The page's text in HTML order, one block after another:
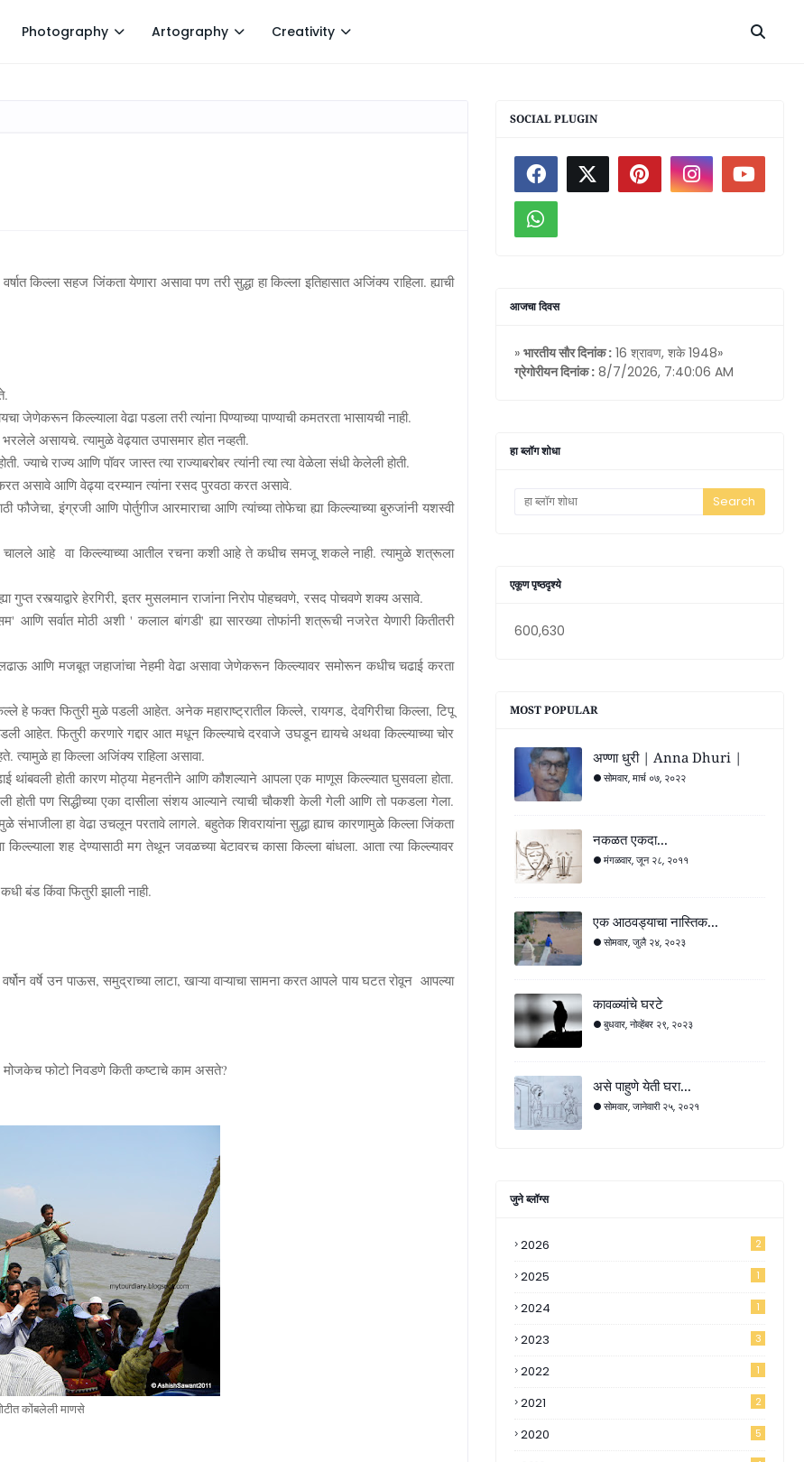
Photography Artography Creativity
किल्ला सहज जिंकता येणारा असावा पण तरी सुद्धा हा किल्ला इतिहासात अजिंक्य राहिला. ह्याची
जेणेकरून किल्ल्याला वेढा पडला तरी त्यांना पिण्याच्या पाण्याची कमतरता भासायची नाही.
भरलेले असायचे. त्यामुळे वेढ्यात उपासमार होत नव्हती.
ज्याचे राज्य आणि पॉवर जास्त त्या राज्याबरोबर त्यांनी त्या त्या वेळेला संधी केलेली होती.
असावे आणि वेढ्या दरम्यान त्यांना रसद पुरवठा करत असावे.
फौजेचा,इंग्रजी आणि पोर्तुगीज आरमाराचा आणि त्यांच्या तोफेचा ह्या किल्ल्याच्या बुरुजांनी यशस्वी
चालले आहे वा किल्ल्याच्या आतील रचना कशी आहे ते कधीच समजू शकले नाही. त्यामुळे शत्रूला
रस्त्याद्वारे हेरगिरी, इतर मुसलमान राजांना निरोप पोहचवणे, रसद पोचवणे शक्य असावे.
' आणि सर्वात मोठी अशी'कलाल बांगडी' ह्या सारख्या तोफांनी शत्रूची नजरेत येणारी कितीतरी
लढाऊ आणि मजबूत जहाजांचा नेहमी वेढा असावा जेणेकरून किल्ल्यावर समोरून कधीच चढाई करता
हे फक्त फितुरी मुळे पडली आहेत. अनेक महाराष्ट्रातील किल्ले,रायगड,देवगिरीचा किल्ला,टिपू
आहेत. फितुरी करणारे गद्दार आत मधून किल्ल्याचे दरवाजे उघडून द्यायचे अथवा किल्ल्याच्या चोर
त्यामुळे हा किल्ला अजिंक्य राहिला असावा.
थांबवली होती कारण मोठ्या मेहनतीने आणि कौशल्याने आपला एक माणूस किल्ल्यात घुसवला होता.
होती पण सिद्धीच्या एका दासीला संशय आल्याने त्याची चौकशी केली गेली आणि तो पकडला गेला.
संभाजीला हा वेढा उचलून परतावे लागले. बहुतेक शिवरायांना सुद्धा ह्याच कारणामुळे किल्ला जिंकता
किल्ल्याला शह देण्यासाठी मग तेथून जवळच्या बेटावरच कासा किल्ला बांधला. आता त्या किल्ल्यावर
बंड किंवा फितुरी झाली नाही.
वर्षे उन पाऊस, समुद्राच्या लाटा, खाऱ्या वाऱ्याचा सामना करत आपले पाय घटत रोवून आपल्या
फोटो निवडणे किती कष्टाचे काम असते?
कोंबलेली माणसे
SOCIAL PLUGIN
आजचा दिवस
» भारतीय सौर दिनांक : 16 श्रावण, शके 1948»
ग्रेगोरीयन दिनांक : 8/7/2026, 7:40:06 AM
हा ब्लॉग शोधा
एकूण पृष्ठदृश्ये
600,630
MOST POPULAR
अण्णा धुरी | Anna Dhuri |
सोमवार, मार्च ०७, २०२२
नकळत एकदा...
मंगळवार, जून २८, २०११
एक आठवड्याचा नास्तिक...
सोमवार, जुलै २४, २०२३
कावळ्यांचे घरटे
बुधवार, नोव्हेंबर २९, २०२३
असे पाहुणे येती घरा...
सोमवार, जानेवारी २५, २०२१
जुने ब्लॉग्स
2026 2
2025 1
2024 1
2023 3
2022 1
2021 2
2020 5